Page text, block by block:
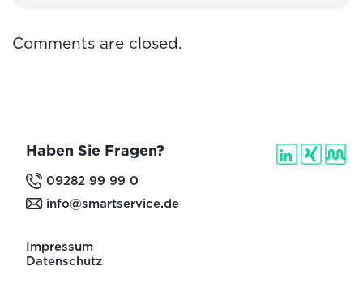
Comments are closed.
Haben Sie Fragen?
09282 99 99 0
info@smartservice.de
Impressum
Datenschutz